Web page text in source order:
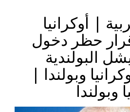
| أوكرانيا
حظر دخول
البولندية
وبولندا |
وبولندا